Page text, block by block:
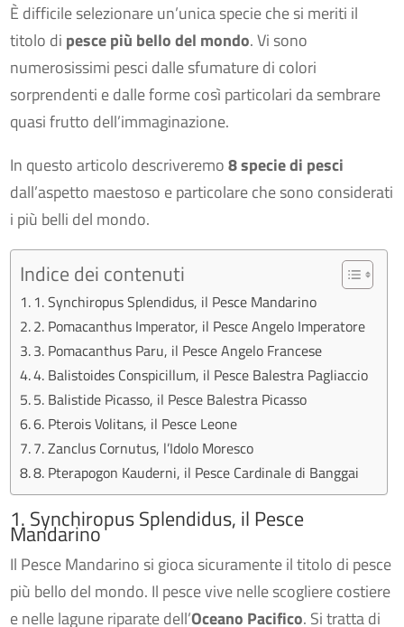
È difficile selezionare un’unica specie che si meriti il
titolo di pesce più bello del mondo. Vi sono
numerosissimi pesci dalle sfumature di colori
sorprendenti e dalle forme così particolari da sembrare
quasi frutto dell’immaginazione.
In questo articolo descriveremo8 specie di pesci
dall’aspetto maestoso e particolare che sono considerati
i più belli del mondo.
Indice dei contenuti
1. Synchiropus Splendidus, il Pesce Mandarino
2. Pomacanthus Imperator, il Pesce Angelo Imperatore
3. Pomacanthus Paru, il Pesce Angelo Francese
4. Balistoides Conspicillum, il Pesce Balestra Pagliaccio
5. Balistide Picasso, il Pesce Balestra Picasso
6. Pterois Volitans, il Pesce Leone
7. Zanclus Cornutus, l’Idolo Moresco
8. Pterapogon Kauderni, il Pesce Cardinale di Banggai
1. Synchiropus Splendidus, il Pesce
Mandarino
Il Pesce Mandarino si gioca sicuramente il titolo di pesce
più bello del mondo. Il pesce vive nelle scogliere costiere
e nelle lagune riparate dell’Oceano Pacifico. Si tratta di